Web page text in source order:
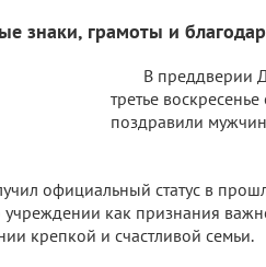
знаки, грамоты и
В преддверии
третье
поздравили
официальный статус в
учреждении как признания
крепкой и счастливой семьи.